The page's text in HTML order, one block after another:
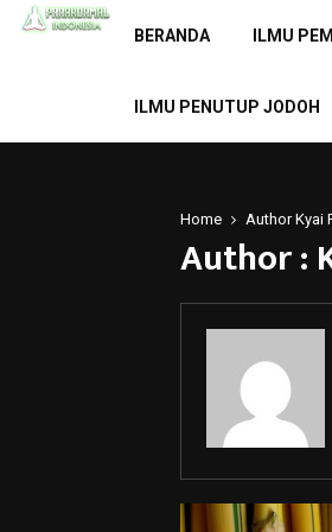
BERANDA ILMU
ILMU PENUTUP JODOH
Home AuthorKyai
Author :